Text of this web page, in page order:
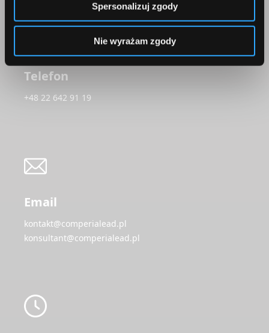
Spersonalizuj zgody
Nie wyrażam zgody
Telefon
+48 22 642 91 19
Email
kontakt@comperialead.pl
konsultant@comperialead.pl